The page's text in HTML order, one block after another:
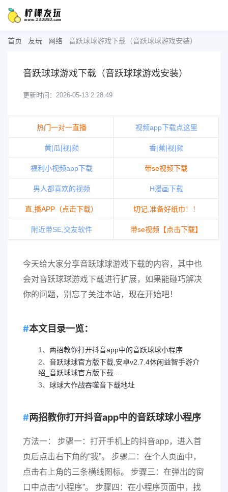
首页 友玩 网络 音跃球球游戏下载（音跃球球游戏安装）
音跃球球游戏下载（音跃球球游戏安装）
更新时间：2026-05-13 2:28:49
热门一对一直播 视频app下载点这里
黄|瓜|视|频 香|蕉|视|频
福利小视频app下载 带se视频下载
男人都喜欢的视频 H漫画下载
直,播APP（点击下载） 切记,准备好纸巾！！
附近带SE,交友软件 带se视频【点击下载】
今天给大家分享音跃球球游戏下载的内容，其中也
会对音跃球球游戏下载进行扩展，如果能碰巧解决
你的问题，别忘了关注本站，现在开始吧！
本文目录一览：
1、 两招教你打开抖音app中的音跃球球小程序
2、 音跃球球官方版下载,安卓v2.7.4休闲益智手游介
绍_音跃球球官方版下载...
3、 球球大作战吞噬音下载地址
两招教你打开抖音app中的音跃球球小程序
方法一： 步骤一：打开手机上的抖音app，进入首
页后点击右下角的“我”。 步骤二：在个人页面中，
点击右上角的三条横线图标。 步骤三：在弹出的窗
口中点击“小程序”。 步骤四：在小程序页面中，找